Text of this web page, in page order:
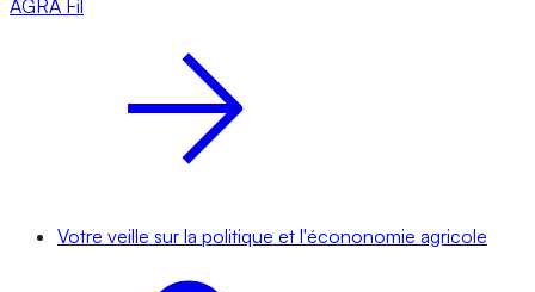
AGRA Fil
Votre veille sur la politique et l'écononomie agricole